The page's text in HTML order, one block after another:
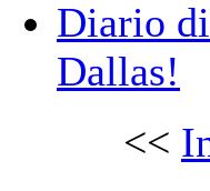
Diario
Dallas!
<<